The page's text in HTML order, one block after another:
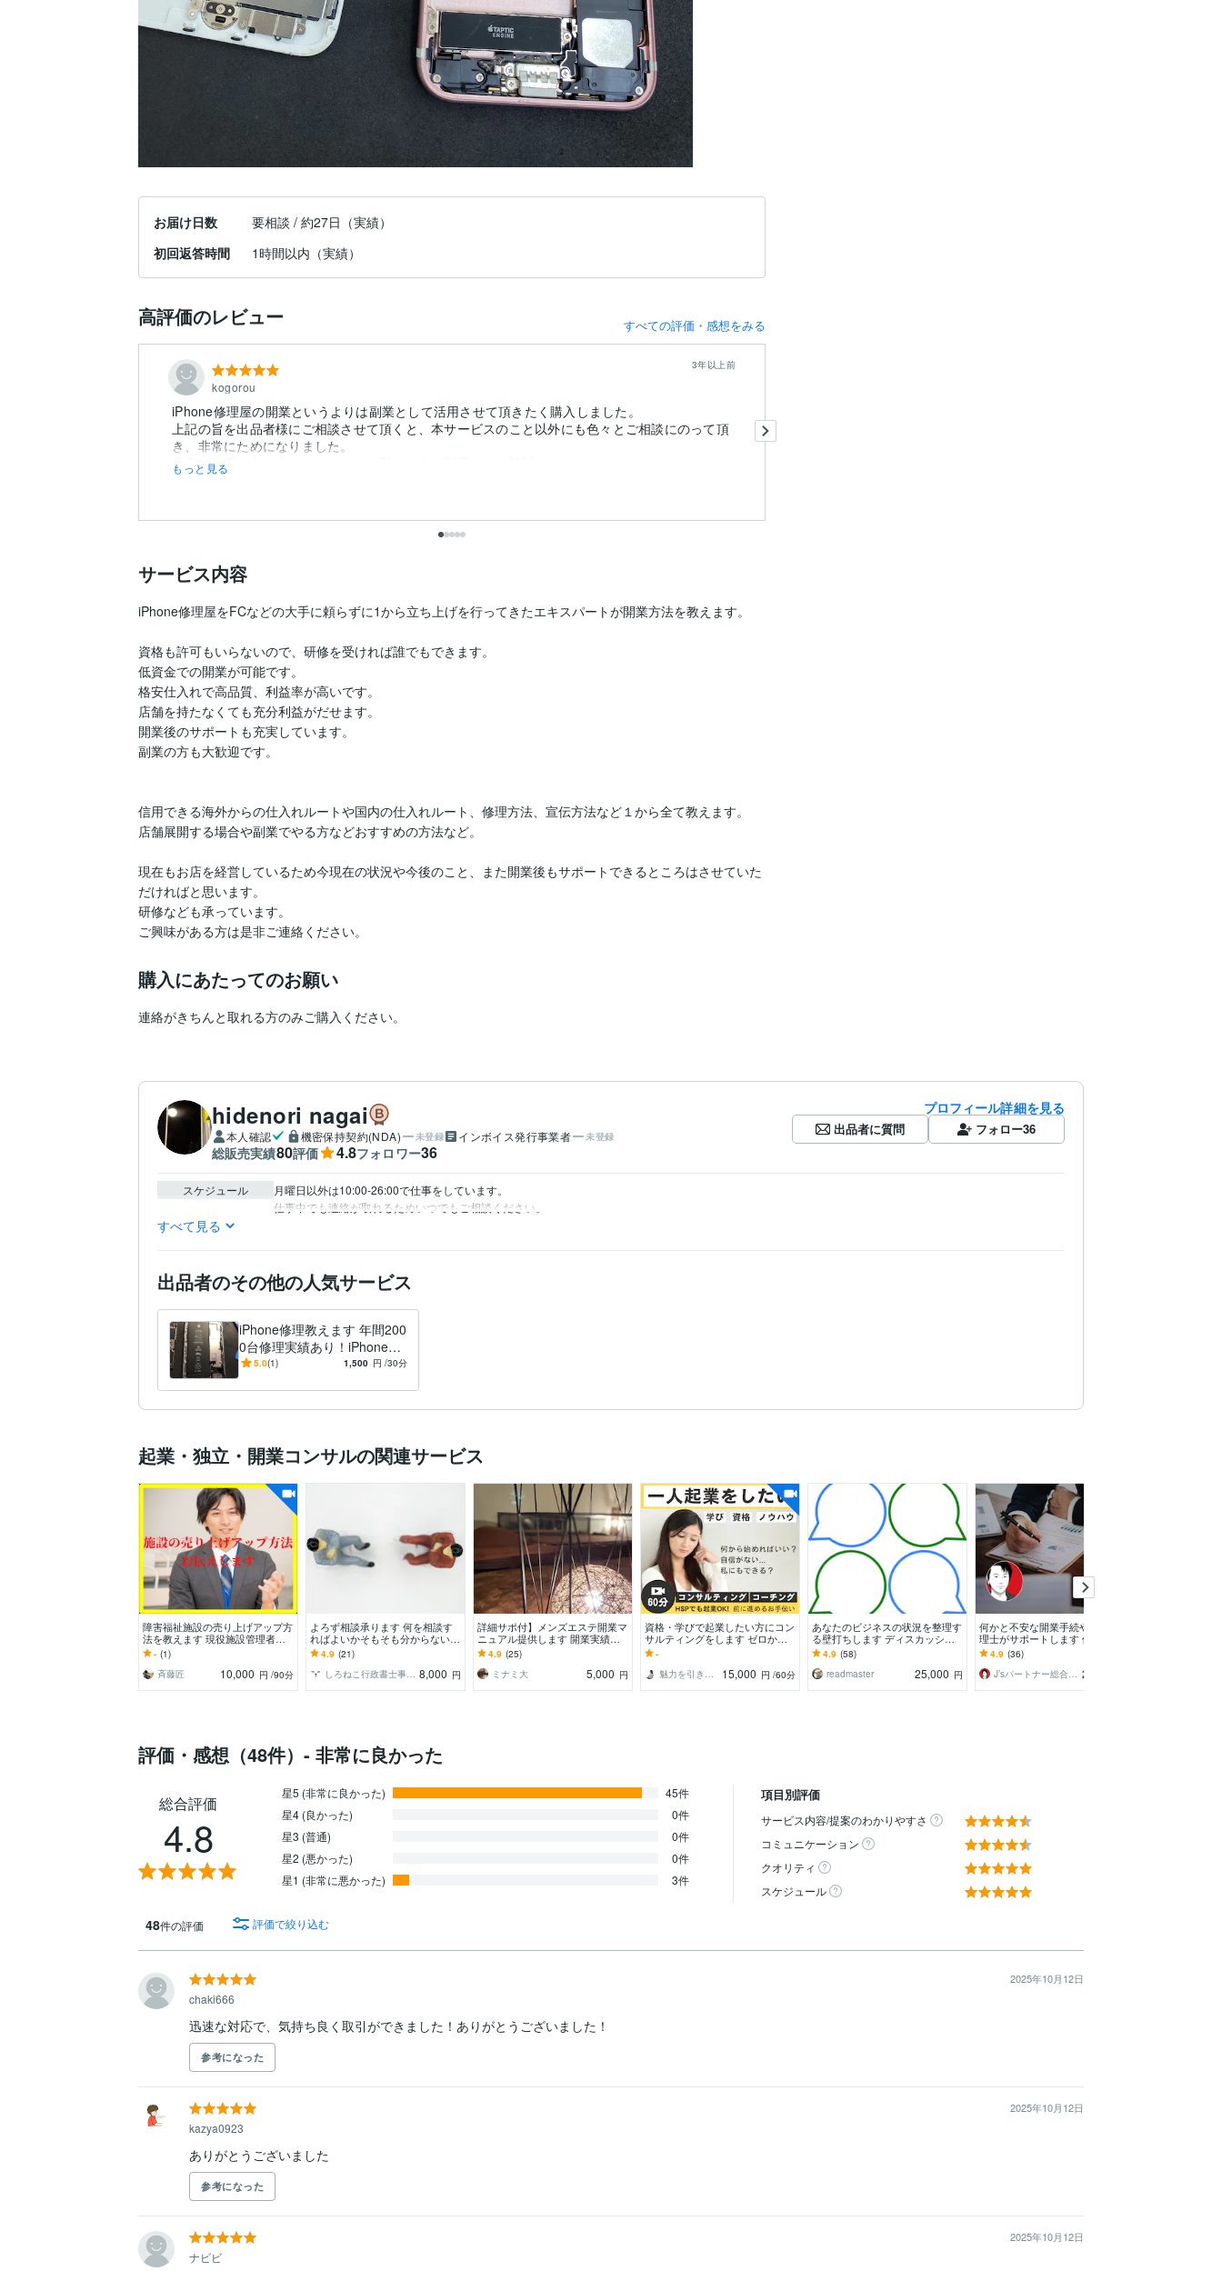
お届け日数
要相談 / 約27日（実績）
初回返答時間
1時間以内（実績）
高評価のレビュー すべての評価・感想をみる
kogorou
3年以上前
iPhone修理屋の開業というよりは副業として活用させて頂きたく購入しました。
上記の旨を出品者様にご相談させて頂くと、本サービスのこと以外にも色々とご相談にのって頂
き、非常にためになりました。
非常に知見のあるかたでしたので、私のように副業として検討してい...
もっと見る
サービス内容
iPhone修理屋をFCなどの大手に頼らずに1から立ち上げを行ってきたエキスパートが開業方法を教えます。
資格も許可もいらないので、研修を受ければ誰でもできます。
低資金での開業が可能です。
格安仕入れで高品質、利益率が高いです。
店舗を持たなくても充分利益がだせます。
開業後のサポートも充実しています。
副業の方も大歓迎です。
信用できる海外からの仕入れルートや国内の仕入れルート、修理方法、宣伝方法など１から全て教えます。
店舗展開する場合や副業でやる方などおすすめの方法など。
現在もお店を経営しているため今現在の状況や今後のこと、また開業後もサポートできるところはさせていた
だければと思います。
研修なども承っています。
ご興味がある方は是非ご連絡ください。
購入にあたってのお願い
連絡がきちんと取れる方のみご購入ください。
hidenori nagai
本人確認 機密保持契約(NDA) 未登録 インボイス発行事業者 未登録
総販売実績80評価 4.8フォロワー36
プロフィール詳細を見る
出品者に質問 フォロー36
スケジュール
月曜日以外は10:00-26:00で仕事をしています。
仕事中でも連絡が取れるためいつでもご相談ください。
すべて見る
出品者のその他の人気サービス
iPhone修理教えます 年間200
0台修理実績あり！iPhoneの
修理方法伝授します
5.0(1) 1,500 円 /30分
起業・独立・開業コンサルの関連サービス
障害福祉施設の売り上げアップ方
法を教えます 現役施設管理者が
実践し結果が出たノウハウを伝授
します
- (1)
斉藤匠
10,000 円 /90分
よろず相談承ります 何を相談す
ればよいかそもそも分からない。
法律って？お困りの方
4.9 (21)
しろねこ行政書士事務所 8,000 円
詳細サポ付】メンズエステ開業マ
ニュアル提供します 開業実績多
数あり。現在経営中。営業の無料
アドバイス付。即レス
4.9 (25)
ミナミ大
5,000 円
資格・学びで起業したい方にコン
サルティングをします ゼロから
起業したいけど、何から始めれば
いいか分からない人
-
魅力を引き出すコンサルタント
15,000 円 /60分
あなたのビジネスの状況を整理す
る壁打ちします ディスカッショ
ン相手として相談に乗ります
4.9 (58)
readmaster
25,000 円
何かと不安な開業手続や準備を税
理士がサポートします 個人事業
主、フリーランスや副業を持つ
方、一緒に始めませんか？
4.9 (36)
J’sパートナー総合会計事務所 20,000
評価・感想（48件）- 非常に良かった
総合評価
4.8
星5 (非常に良かった)
45件
星4 (良かった)
0件
星3 (普通)
0件
星2 (悪かった)
0件
星1 (非常に悪かった)
3件
項目別評価
サービス内容/提案のわかりやすさ
コミュニケーション
クオリティ
スケジュール
48件の評価 評価で絞り込む
2025年10月12日
chaki666
迅速な対応で、気持ち良く取引ができました！ありがとうございました！
参考になった
2025年10月12日
kazya0923
ありがとうございました
参考になった
2025年10月12日
ナビビ